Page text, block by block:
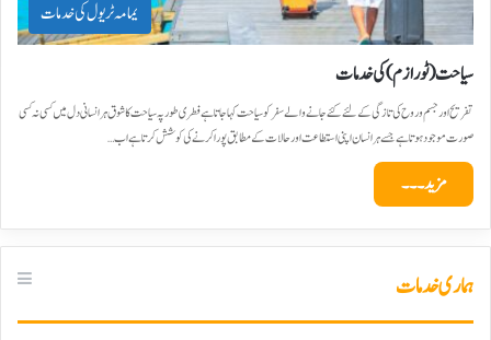
یمامہ ٹریول کی خدمات
سیاحت(ٹورازم) کی خدمات
تفریح اور جسم و روح کی تازگی کے لئے کئے جانے والے سفر کو سیاحت کہا جاتا ہے فطری طور پہ سیاحت کا شوق ہرانسانی دل میں کسی نہ کسی
صورت موجود ہوتا ہے جسے ہر انسان اپنی استطاعت اور حالات کے مطابق پورا کرنے کی کوشش کرتا ہے اب…
مزید۔۔۔
ہماری خدمات